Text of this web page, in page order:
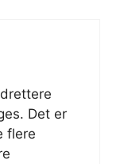
Det er
flere